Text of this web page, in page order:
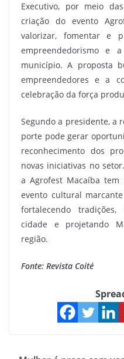
Executivo, por meio
criação do evento
valorizar, fomentar e
empreendedorismo e
município. A proposta
empreendedores e a
celebração da força
Segundo a presidente, a
porte pode gerar
reconhecimento dos
novas iniciativas no
a Agrofest Macaíba
evento cultural
fortalecendo
cidade e projetando
região.
Fonte: Revista Coité